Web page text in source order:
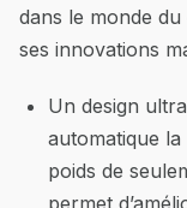
dans le monde
ses innovations
Un design
automatique
poids de
permet